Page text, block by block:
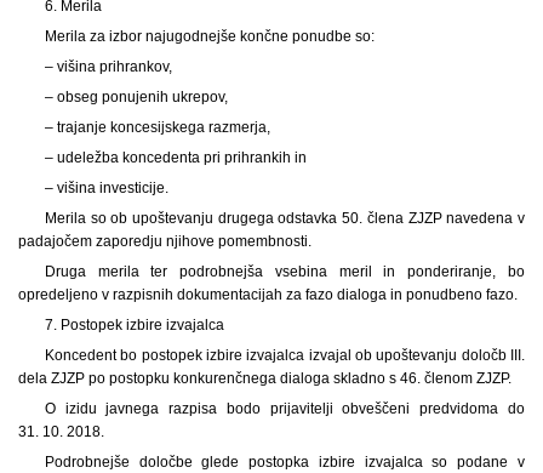
6. Merila
Merila za izbor najugodnejše končne ponudbe so:
– višina prihrankov,
– obseg ponujenih ukrepov,
– trajanje koncesijskega razmerja,
– udeležba koncedenta pri prihrankih in
– višina investicije.
Merila so ob upoštevanju drugega odstavka 50. člena ZJZP navedena v
padajočem zaporedju njihove pomembnosti.
Druga merila ter podrobnejša vsebina meril in ponderiranje, bo
opredeljeno v razpisnih dokumentacijah za fazo dialoga in ponudbeno fazo.
7. Postopek izbire izvajalca
Koncedent bo postopek izbire izvajalca izvajal ob upoštevanju določb III.
dela ZJZP po postopku konkurenčnega dialoga skladno s 46. členom ZJZP.
O izidu javnega razpisa bodo prijavitelji obveščeni predvidoma do
31. 10. 2018.
Podrobnejše določbe glede postopka izbire izvajalca so podane v